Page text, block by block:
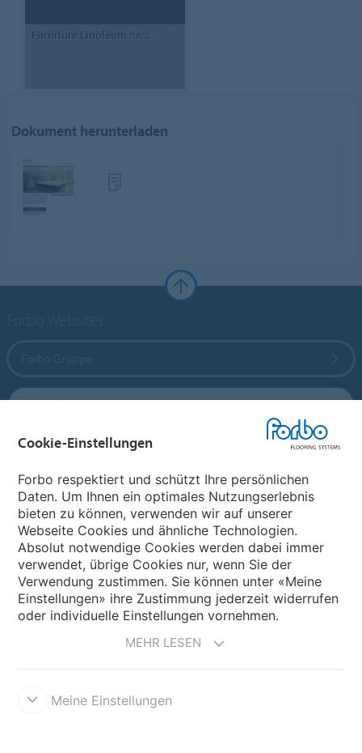
Furniture Linoleum nero
Dokument herunterladen
Forbo Flooring Systems
Forbo Movement Systems
Land auswählen
Land auswählen
Cookie-Einstellungen
Forbo respektiert und schützt Ihre persönlichen
Daten. Um Ihnen ein optimales Nutzungserlebnis
bieten zu können, verwenden wir auf unserer
Webseite Cookies und ähnliche Technologien.
Absolut notwendige Cookies werden dabei immer
verwendet, übrige Cookies nur, wenn Sie der
Verwendung zustimmen. Sie können unter «Meine
Einstellungen» ihre Zustimmung jederzeit widerrufen
oder individuelle Einstellungen vornehmen.
MEHR LESEN
Meine Einstellungen